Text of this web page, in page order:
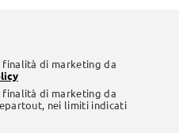
di marketing da
di marketing da
nei limiti indicati